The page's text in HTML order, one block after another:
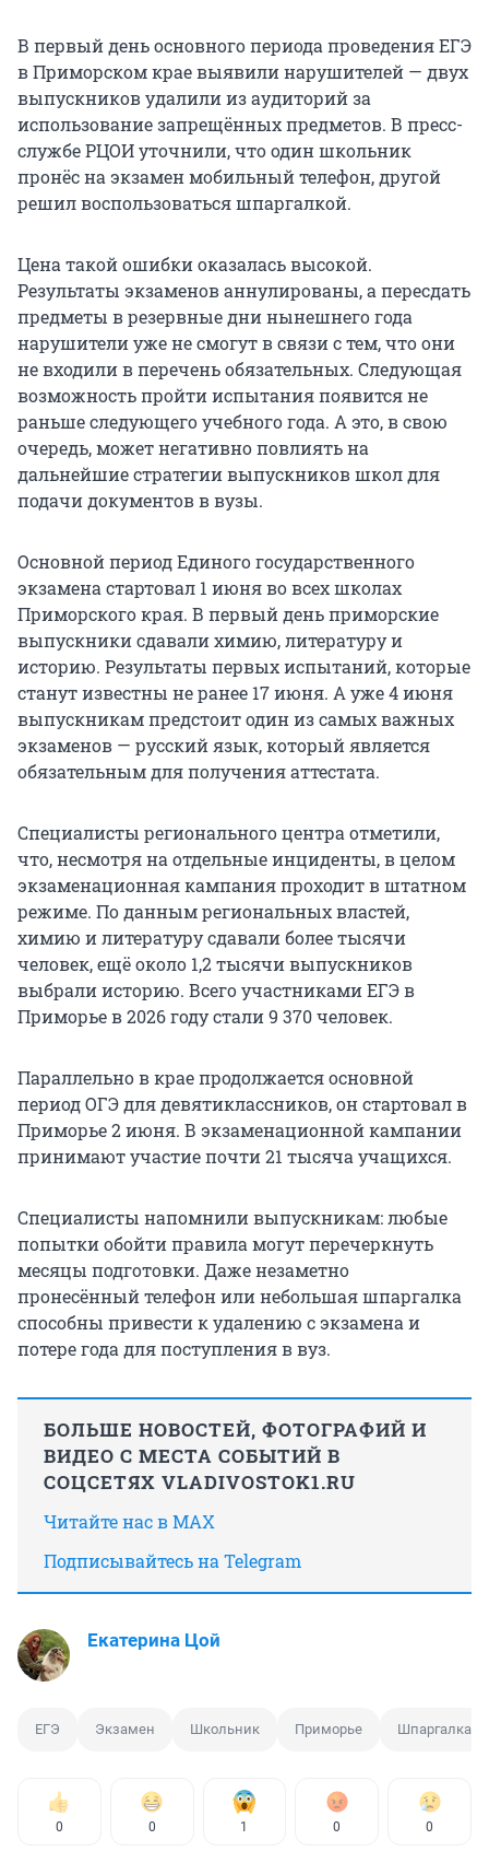
В первый день основного периода проведения ЕГЭ
в Приморском крае выявили нарушителей — двух
выпускников удалили из аудиторий за
использование запрещённых предметов. В пресс-
службе РЦОИ уточнили, что один школьник
пронёс на экзамен мобильный телефон, другой
решил воспользоваться шпаргалкой.
Цена такой ошибки оказалась высокой.
Результаты экзаменов аннулированы, а пересдать
предметы в резервные дни нынешнего года
нарушители уже не смогут в связи с тем, что они
не входили в перечень обязательных. Следующая
возможность пройти испытания появится не
раньше следующего учебного года. А это, в свою
очередь, может негативно повлиять на
дальнейшие стратегии выпускников школ для
подачи документов в вузы.
Основной период Единого государственного
экзамена стартовал 1 июня во всех школах
Приморского края. В первый день приморские
выпускники сдавали химию, литературу и
историю. Результаты первых испытаний, которые
станут известны не ранее 17 июня. А уже 4 июня
выпускникам предстоит один из самых важных
экзаменов — русский язык, который является
обязательным для получения аттестата.
Специалисты регионального центра отметили,
что, несмотря на отдельные инциденты, в целом
экзаменационная кампания проходит в штатном
режиме. По данным региональных властей,
химию и литературу сдавали более тысячи
человек, ещё около 1,2 тысячи выпускников
выбрали историю. Всего участниками ЕГЭ в
Приморье в 2026 году стали 9 370 человек.
Параллельно в крае продолжается основной
период ОГЭ для девятиклассников, он стартовал в
Приморье 2 июня. В экзаменационной кампании
принимают участие почти 21 тысяча учащихся.
Специалисты напомнили выпускникам: любые
попытки обойти правила могут перечеркнуть
месяцы подготовки. Даже незаметно
пронесённый телефон или небольшая шпаргалка
способны привести к удалению с экзамена и
потере года для поступления в вуз.
БОЛЬШЕ НОВОСТЕЙ, ФОТОГРАФИЙ И
ВИДЕО С МЕСТА СОБЫТИЙ В
СОЦСЕТЯХ VLADIVOSTOK1.RU
Читайте нас в MAX
Подписывайтесь на Telegram
Екатерина Цой
ЕГЭ Экзамен Школьник Приморье Шпаргалка
0 0 1 0 0